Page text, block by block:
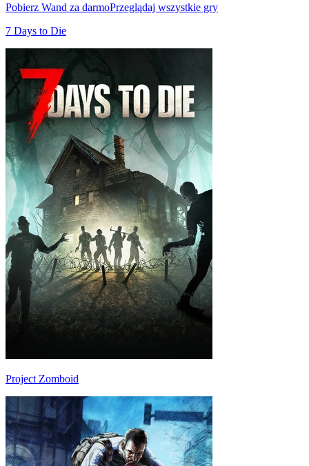
Pobierz Wand za darmoPrzeglądaj wszystkie gry
7 Days to Die
Project Zomboid